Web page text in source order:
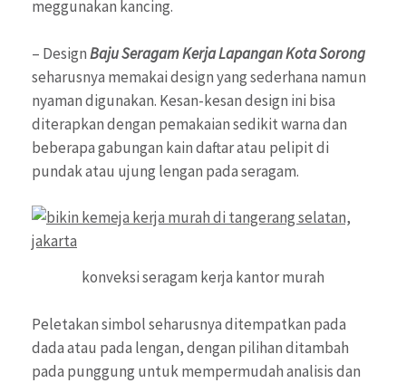
meggunakan kancing.
– DesignBaju Seragam Kerja Lapangan Kota Sorong
seharusnya memakai design yang sederhana namun
nyaman digunakan. Kesan-kesan design ini bisa
diterapkan dengan pemakaian sedikit warna dan
beberapa gabungan kain daftar atau pelipit di
pundak atau ujung lengan pada seragam.
konveksi seragam kerja kantor murah
Peletakan simbol seharusnya ditempatkan pada
dada atau pada lengan, dengan pilihan ditambah
pada punggung untuk mempermudah analisis dan